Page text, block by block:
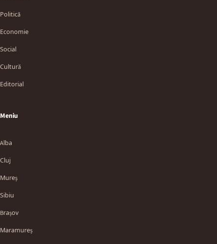
Politică
Economie
Social
Cultură
Editorial
Meniu
Alba
Cluj
Mureș
Sibiu
Brașov
Maramureș